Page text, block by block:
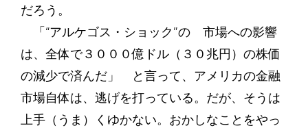
だろう。
「“アルケゴス・ショック”の 市場への影響
は、全体で３０００億ドル（３０兆円）の株価
の減少で済んだ」 と言って、アメリカの金融
市場自体は、逃げを打っている。だが、そうは
上手（うま）くゆかない。おかしなことをやっ